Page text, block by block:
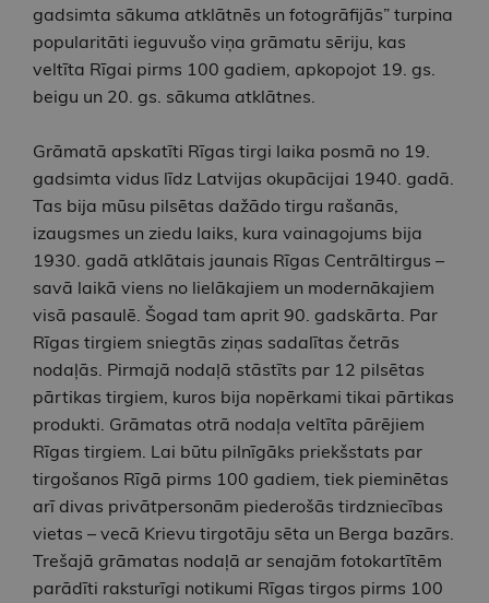
gadsimta sākuma atklātnēs un fotogrāfijās” turpina
popularitāti ieguvušo viņa grāmatu sēriju, kas
veltīta Rīgai pirms 100 gadiem, apkopojot 19. gs.
beigu un 20. gs. sākuma atklātnes.
Grāmatā apskatīti Rīgas tirgi laika posmā no 19.
gadsimta vidus līdz Latvijas okupācijai 1940. gadā.
Tas bija mūsu pilsētas dažādo tirgu rašanās,
izaugsmes un ziedu laiks, kura vainagojums bija
1930. gadā atklātais jaunais Rīgas Centrāltirgus –
savā laikā viens no lielākajiem un modernākajiem
visā pasaulē. Šogad tam aprit 90. gadskārta. Par
Rīgas tirgiem sniegtās ziņas sadalītas četrās
nodaļās. Pirmajā nodaļā stāstīts par 12 pilsētas
pārtikas tirgiem, kuros bija nopērkami tikai pārtikas
produkti. Grāmatas otrā nodaļa veltīta pārējiem
Rīgas tirgiem. Lai būtu pilnīgāks priekšstats par
tirgošanos Rīgā pirms 100 gadiem, tiek pieminētas
arī divas privātpersonām piederošās tirdzniecības
vietas – vecā Krievu tirgotāju sēta un Berga bazārs.
Trešajā grāmatas nodaļā ar senajām fotokartītēm
parādīti raksturīgi notikumi Rīgas tirgos pirms 100